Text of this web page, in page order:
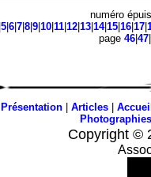
numéro
5| 6| 7| 8| 9| 10| 11| 12| 13| 14|15| 16| 17|
page 46 47
Présentation| Articles|
Photographies
Copyright ©